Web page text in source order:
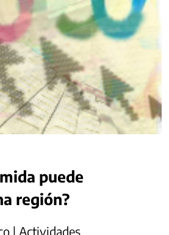
puede
región?
| Actividades